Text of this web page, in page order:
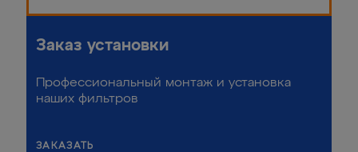
Заказ установки
Профессиональный монтаж и установка
наших фильтров
ЗАКАЗАТЬ